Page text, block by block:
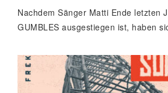
Nachdem Sänger Matti Ende letzten
GUMBLES ausgestiegen ist, haben